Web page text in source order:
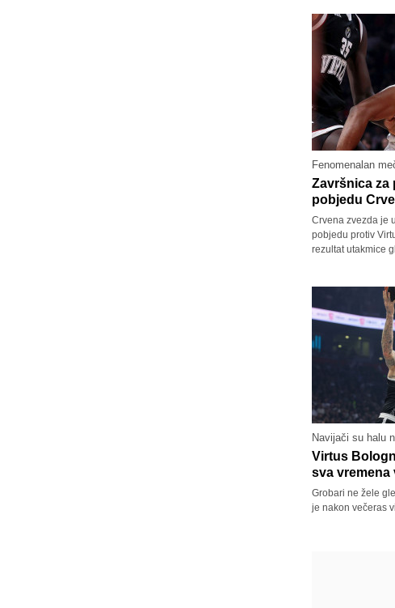
Fenomenalan
Završnica za
pobjedu
Crvena zvezda je
pobjedu protiv
rezultat utakmice
Navijači su halu
Virtus
sva vremena
Grobari ne žele
je nakon večeras